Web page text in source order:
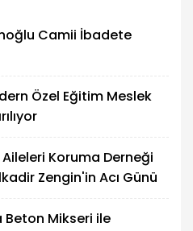
Camii İbadete
Özel Eğitim Meslek
Koruma Derneği
Zengin'in Acı Günü
Mikseri ile